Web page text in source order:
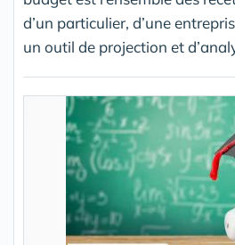
d’un particulier, d’une
un outil de projection et